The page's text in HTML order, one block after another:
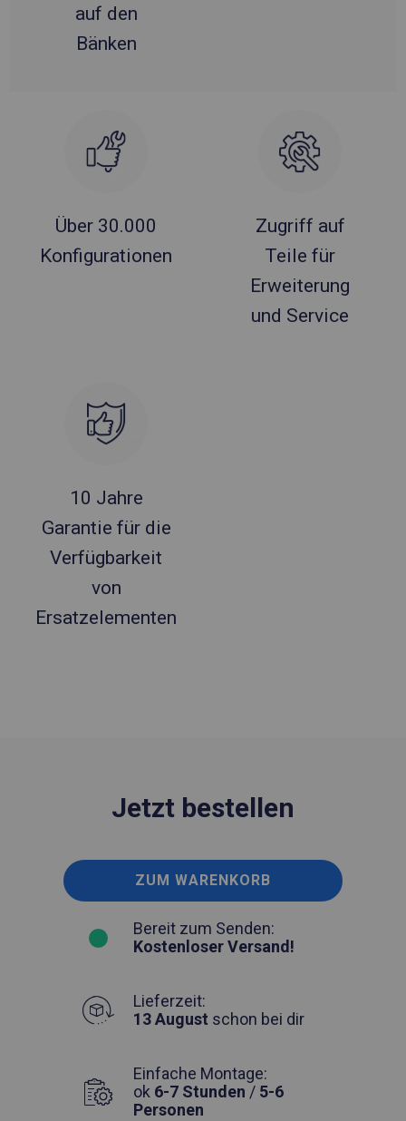
auf den
Bänken
Über 30.000
Konfigurationen
Zugriff auf
Teile für
Erweiterung
und Service
10 Jahre
Garantie für die
Verfügbarkeit
von
Ersatzelementen
Jetzt bestellen
ZUM WARENKORB
Bereit zum Senden:
Kostenloser Versand!
Lieferzeit:
13 August schon bei dir
Einfache Montage:
ok 6-7 Stunden / 5-6
Personen